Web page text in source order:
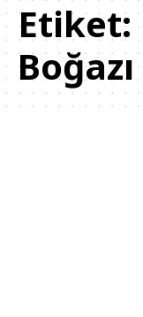
Etiket:
Boğazı